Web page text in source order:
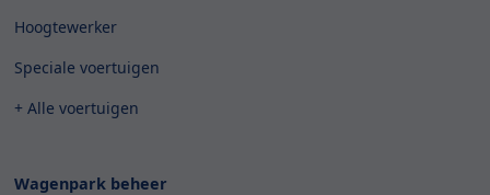
Hoogtewerker
Speciale voertuigen
+ Alle voertuigen
Wagenpark beheer